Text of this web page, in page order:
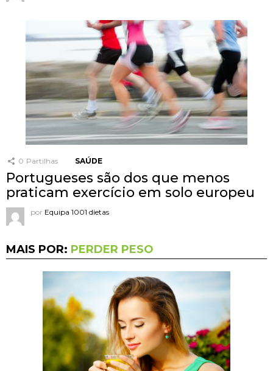
0 Partilhas SAÚDE
Portugueses são dos que menos
praticam exercício em solo europeu
por Equipa 1001 dietas
MAIS POR: PERDER PESO